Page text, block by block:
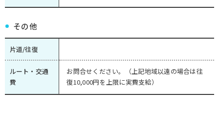
その他
片道/往復
ルート・交通
費
お問合せください。（上記地域以遠の場合は往
復10,000円を上限に実費支給）